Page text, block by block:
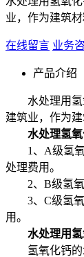
业，作为建筑材
在线留言 业务
产品介绍
水处理用氢氧
建筑业，作为建
水处理氢氧
1、A级氢氧
处理费用。
2、B级氢氧
3、C级氢氧
用。
水处理用氢
氢氧化钙的水